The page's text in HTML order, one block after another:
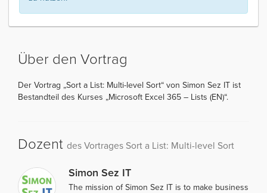
Über den Vortrag
Der Vortrag „Sort a List: Multi-level Sort“ von Simon Sez IT ist
Bestandteil des Kurses „Microsoft Excel 365 – Lists (EN)“.
Dozent des Vortrages Sort a List: Multi-level Sort
Simon Sez IT
The mission of Simon Sez IT is to make business